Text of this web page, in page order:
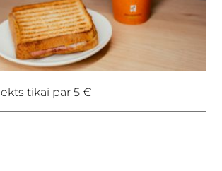
tikai par 5 €